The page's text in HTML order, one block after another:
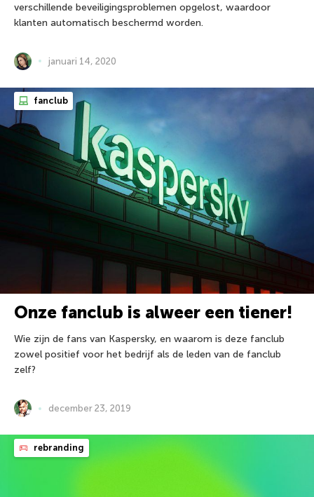
verschillende beveiligingsproblemen opgelost, waardoor
klanten automatisch beschermd worden.
januari 14, 2020
fanclub
Onze fanclub is alweer een tiener!
Wie zijn de fans van Kaspersky, en waarom is deze fanclub
zowel positief voor het bedrijf als de leden van de fanclub
zelf?
december 23, 2019
rebranding